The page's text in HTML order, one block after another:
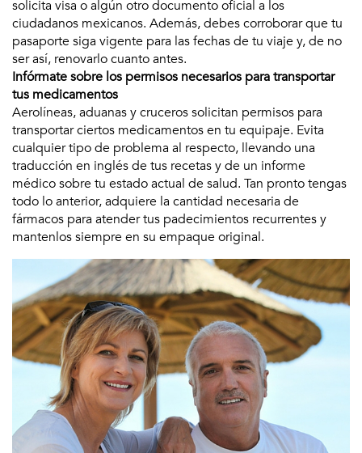
solicita visa o algún otro documento oficial a los
ciudadanos mexicanos. Además, debes corroborar que tu
pasaporte siga vigente para las fechas de tu viaje y, de no
ser así, renovarlo cuanto antes.
Infórmate sobre los permisos necesarios para transportar
tus medicamentos
Aerolíneas, aduanas y cruceros solicitan permisos para
transportar ciertos medicamentos en tu equipaje. Evita
cualquier tipo de problema al respecto, llevando una
traducción en inglés de tus recetas y de un informe
médico sobre tu estado actual de salud. Tan pronto tengas
todo lo anterior, adquiere la cantidad necesaria de
fármacos para atender tus padecimientos recurrentes y
mantenlos siempre en su empaque original.